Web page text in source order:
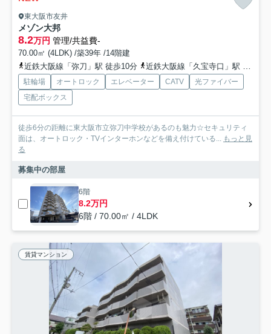
東大阪市友井
メゾン大邦
8.2万円 管理/共益費-
70.00㎡ (4LDK) /築39年 /14階建
近鉄大阪線「弥刀」駅 徒歩10分
近鉄大阪線「久宝寺口」駅 徒歩15分
駐輪場 オートロック エレベーター CATV
光ファイバー
宅配ボックス
徒歩6分の距離に東大阪市立弥刀中学校があるのも魅力☆セキュリティ
面は、オートロック・TVインターホンなどを備え付けている...
もっと見
る
募集中の部屋
6階
8.2万円
6階 / 70.00㎡ / 4LDK
賃貸マンション